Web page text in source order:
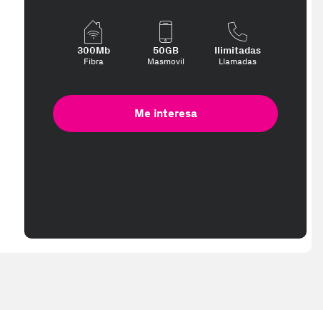
300Mb
Fibra
50GB
Masmovil
Ilimitadas
Llamadas
Me interesa